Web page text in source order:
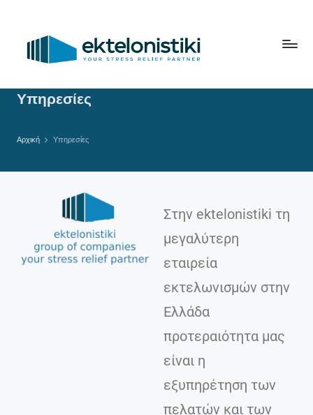
Υπηρεσίες
Αρχική Υπηρεσίες
Στην ektelonistiki τη
μεγαλύτερη
εταιρεία
εκτελωνισμών στην
Ελλάδα
προτεραιότητα μας
είναι η
εξυπηρέτηση των
πελατών και των